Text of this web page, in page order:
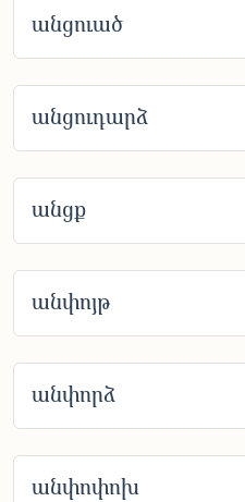
անցուած
անցուդարձ
անցք
անփոյթ
անփորձ
անփոփոխ